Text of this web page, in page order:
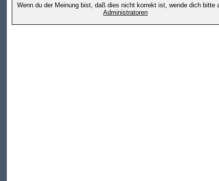
Wenn du der Meinung bist, daß dies nicht korrekt ist, wende dich bitte
Administratoren